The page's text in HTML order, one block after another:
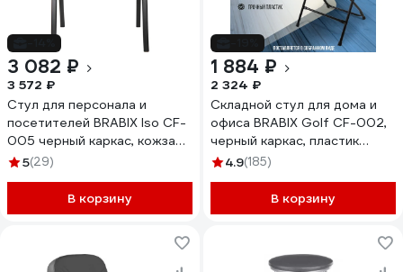
3 082 ₽
3 572 ₽
Стул для персонала и
посетителей BRABIX Iso CF-
005 черный каркас, кожзам
черный 531977
5(29)
В корзину
1 884 ₽
2 324 ₽
Складной стул для дома и
офиса BRABIX Golf CF-002,
черный каркас, пластик
черный, 531563
4.9(185)
В корзину